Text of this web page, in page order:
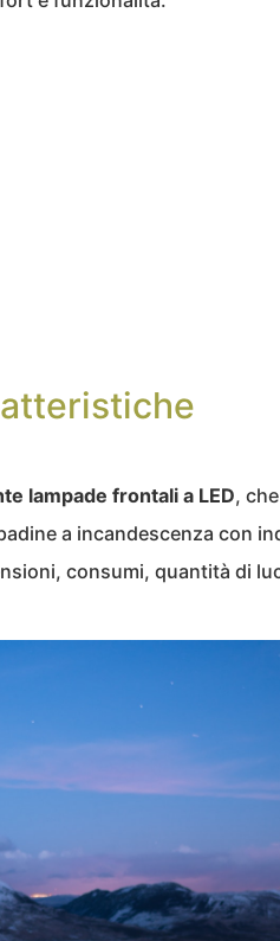
lampade frontali a LED,
a incandescenza con
consumi, quantità di